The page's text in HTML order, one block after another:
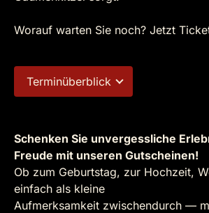
Worauf warten Sie noch? Jetzt
Terminüberblick
Schenken Sie unvergessliche
Freude mit unseren Gutscheinen!
Ob zum Geburtstag, zur Hochzeit,
einfach als kleine
Aufmerksamkeit zwischendurch —